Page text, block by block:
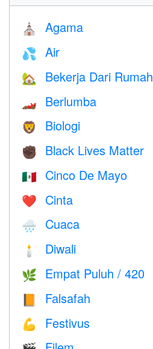
⛪️ Agama
💦 Air
🏡 Bekerja Dari Rumah
🏎 Berlumba
🦁 Biologi
✊🏿 Black Lives Matter
🇲🇽 Cinco De Mayo
❤️️ Cinta
🌧 Cuaca
🕯 Diwali
🌿 Empat Puluh / 420
📙 Falsafah
💪 Festivus